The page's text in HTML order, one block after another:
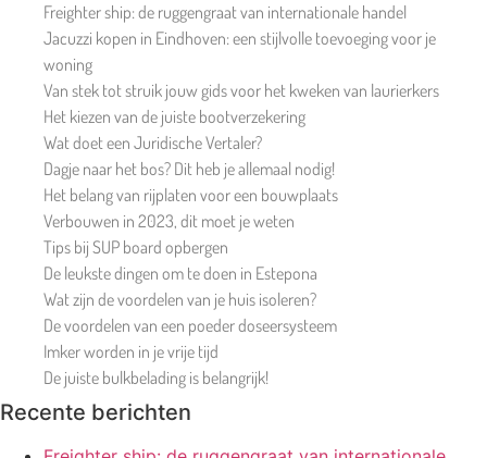
Freighter ship: de ruggengraat van internationale handel
Jacuzzi kopen in Eindhoven: een stijlvolle toevoeging voor je
woning
Van stek tot struik jouw gids voor het kweken van laurierkers
Het kiezen van de juiste bootverzekering
Wat doet een Juridische Vertaler?
Dagje naar het bos? Dit heb je allemaal nodig!
Het belang van rijplaten voor een bouwplaats
Verbouwen in 2023, dit moet je weten
Tips bij SUP board opbergen
De leukste dingen om te doen in Estepona
Wat zijn de voordelen van je huis isoleren?
De voordelen van een poeder doseersysteem
Imker worden in je vrije tijd
De juiste bulkbelading is belangrijk!
Recente berichten